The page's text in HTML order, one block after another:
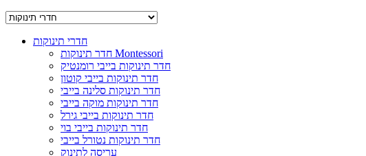
חדרי תינוקות
חדר תינוקות Montessori
חדר תינוקות בייבי רומנטיק
חדר תינוקות בייבי קוטון
חדר תינוקות סלינה בייבי
חדר תינוקות מוקה בייבי
חדר תינוקות בייבי גירל
חדר תינוקות בייבי בוי
חדר תינוקות נטורל בייבי
עריסה לתינוק